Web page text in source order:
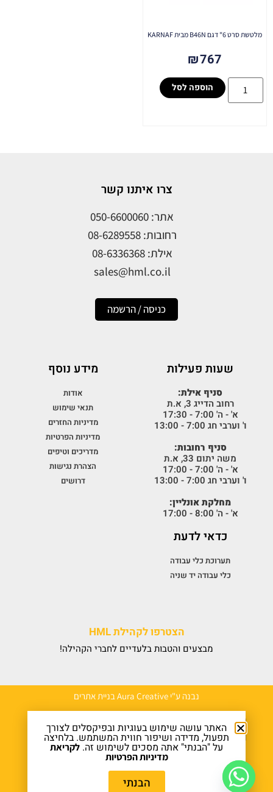
מלטשת סרט 6" דגם B46N מבית KARNAF
₪767
הוספה לסל
צרו איתנו קשר
אתר: 050-6600060
רחובות: 08-6289558
אילת: 08-6336368
sales@hml.co.il
כניסה / הרשמה
שעות פעילות
סניף אילת:
רחוב הדייג 3, א.ת
א' - ה' 7:00 - 17:30
ו' וערבי חג 7:00 - 13:00
סניף רחובות:
משה יתום 33, א.ת
א' - ה' 7:00 - 17:00
ו' וערבי חג 7:00 - 13:00
מחלקת אונליין:
א' - ה' 8:00 - 17:00
מידע נוסף
אודות
תנאי שימוש
מדיניות החזרים
מדיניות הפרטיות
מדריכים וטיפים
הצהרת נגישות
דרושים
כדאי לדעת
תערוכת כלי עבודה
כלי עבודה יד שניה
הצטרפו לקהילת HML
מבצעים והטבות בלעדיים לחברי הקהילה!
נבנה ע"י Aura Creative בניית אתרים
האתר עושה שימוש בעוגיות ובפיקסלים לצורך
תפעול, מדידה ושיפור חווית המשתמש. בלחיצה
על "הבנתי" אתה מסכים לשימוש זה. לקריאת
מדיניות הפרטיות
הבנתי